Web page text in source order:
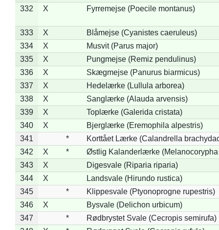
332
X Fyrremejse (Poecile montanus)
333 X
Blåmejse (Cyanistes caeruleus)
334
X
Musvit (Parus major)
335
X
Pungmejse (Remiz pendulinus)
336
X
Skægmejse (Panurus biarmicus)
337
X
Hedelærke (Lullula arborea)
338
X
Sanglærke (Alauda arvensis)
339
X
Toplærke (Galerida cristata)
340
X
Bjerglærke (Eremophila alpestris)
341
*
Korttået Lærke (Calandrella
342
X *
Østlig Kalanderlærke (Melanocorypha
343
X
Digesvale (Riparia riparia)
344
X
Landsvale (Hirundo rustica)
345
*
Klippesvale (Ptyonoprogne rupestris)
346
X
Bysvale (Delichon urbicum)
347
*
Rødbrystet Svale (Cecropis semirufa)